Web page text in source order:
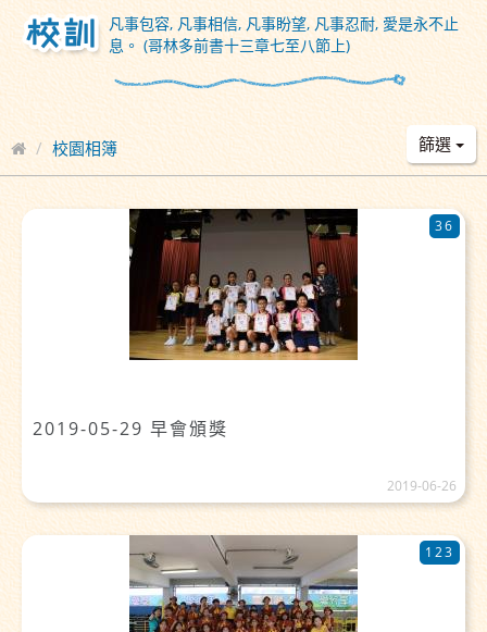
凡事包容, 凡事相信, 凡事盼望, 凡事忍耐, 愛是永不止
息。 (哥林多前書十三章七至八節上)
校園相簿 篩選
2019-05-29 早會頒獎
36
2019-06-26
123